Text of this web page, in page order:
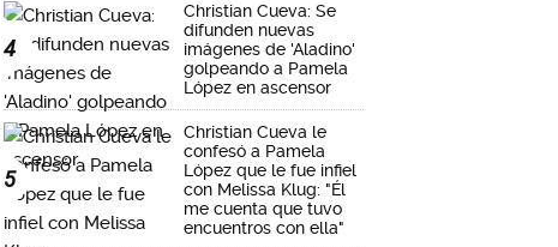
4
Christian Cueva: Se
difunden nuevas
imágenes de 'Aladino'
golpeando a Pamela
López en ascensor
5
Christian Cueva le
confesó a Pamela
López que le fue infiel
con Melissa Klug: "Él
me cuenta que tuvo
encuentros con ella"